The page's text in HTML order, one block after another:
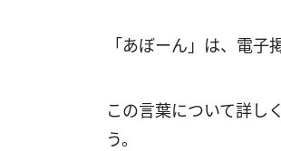
「あぼーん」は、電子
この言葉について詳し
う。